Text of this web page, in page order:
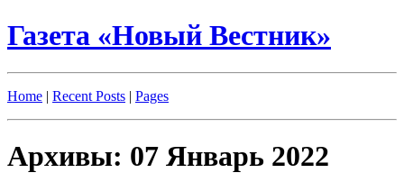
Газета «Новый Вестник»
Home | Recent Posts | Pages
Архивы: 07 Январь 2022